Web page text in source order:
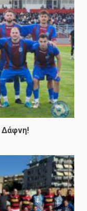
Δάφνη!